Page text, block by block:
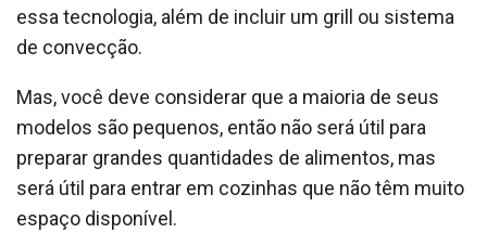
essa tecnologia, além de incluir um grill ou sistema
de convecção.
Mas, você deve considerar que a maioria de seus
modelos são pequenos, então não será útil para
preparar grandes quantidades de alimentos, mas
será útil para entrar em cozinhas que não têm muito
espaço disponível.